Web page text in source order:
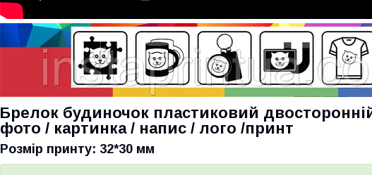
Брелок будиночок пластиковий
фото / картинка / напис / лого /принт
Розмір принту: 32*30 мм